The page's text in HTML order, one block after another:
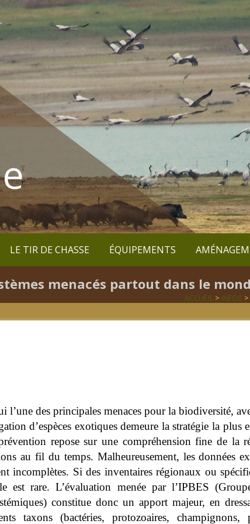
LE TIR DE CHASSE ÉQUIPEMENTS
menacés partout dans le
ACCUEIL > INFOS
des principales menaces pour la biodiversité,
d’espèces exotiques demeure la stratégie la
repose sur une compréhension fine de la
au fil du temps. Malheureusement, les données
incomplètes. Si des inventaires régionaux ou
est rare. L’évaluation menée par l’IPBES
constitue donc un apport majeur, en
taxons (bactéries, protozoaires,